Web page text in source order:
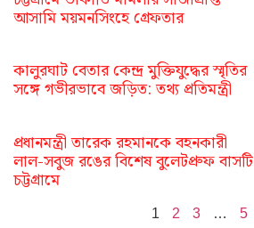
আসামি ময়মনসিংহে গ্রেফতার
কালুরঘাট বেতার কেন্দ্র মুক্তিযুদ্ধের স্মৃতির
সঙ্গে গভীরভাবে জড়িত: তথ্য প্রতিমন্ত্রী
প্রধানমন্ত্রী তারেক রহমানকে বহনকারী
লাল-সবুজ রঙের বিশেষ বুলেটপ্রুফ বাসটি
চট্টগ্রামে
1 2 3 … 5